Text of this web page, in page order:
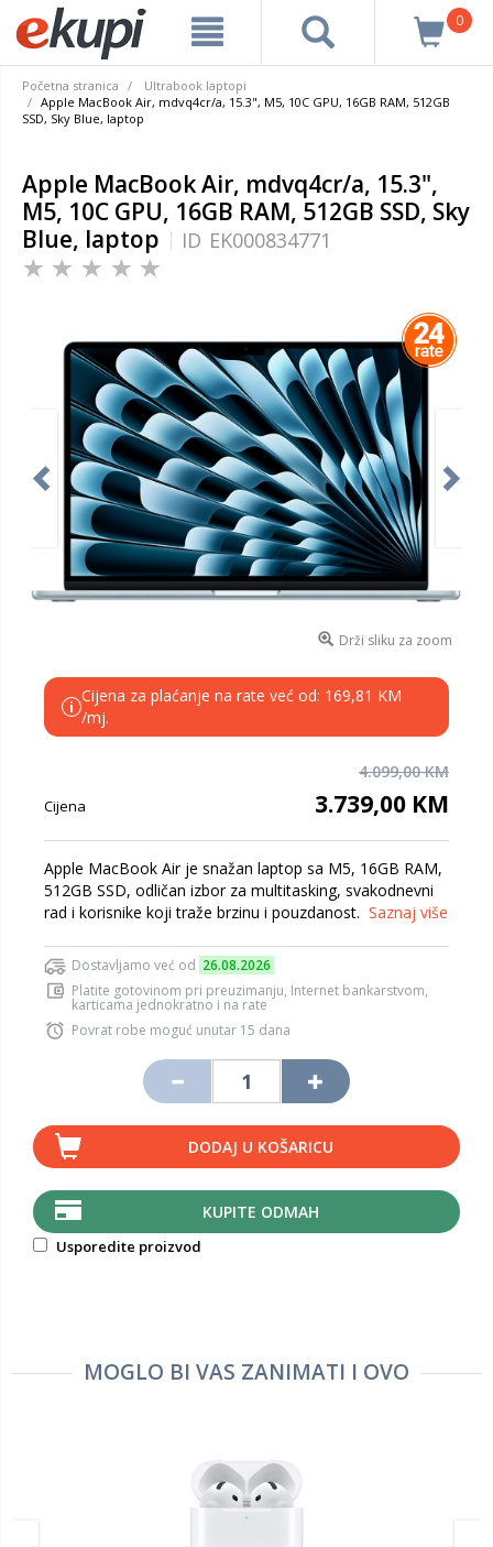
0
Početna stranica
Ultrabook laptopi
Apple MacBook Air, mdvq4cr/a, 15.3", M5, 10C GPU, 16GB RAM, 512GB
SSD, Sky Blue, laptop
Apple MacBook Air, mdvq4cr/a, 15.3",
M5, 10C GPU, 16GB RAM, 512GB SSD, Sky
Blue, laptop
ID EK000834771
Drži sliku za zoom
i
Cijena za plaćanje na rate već od: 169,81 KM
/mj.
4.099,00 KM
Cijena 3.739,00 KM
Apple MacBook Air je snažan laptop sa M5, 16GB RAM,
512GB SSD, odličan izbor za multitasking, svakodnevni
rad i korisnike koji traže brzinu i pouzdanost. Saznaj više
Dostavljamo već od 26.08.2026
Platite gotovinom pri preuzimanju, Internet bankarstvom,
karticama jednokratno i na rate
Povrat robe moguć unutar 15 dana
DODAJ U KOŠARICU
KUPITE ODMAH
Usporedite proizvod
MOGLO BI VAS ZANIMATI I OVO